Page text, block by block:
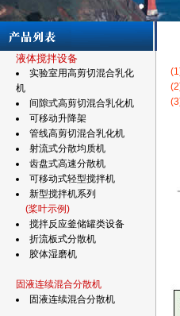
液体搅拌设备
实验室用高剪切混合乳化
机
间隙式高剪切混合乳化机
可移动升降架
管线高剪切混合乳化机
射流式分散均质机
齿盘式高速分散机
可移动式轻型搅拌机
新型搅拌机系列
(桨叶示例)
搅拌反应釜储罐类设备
折流板式分散机
胶体湿磨机
固液连续混合分散机
固液连续混合分散机